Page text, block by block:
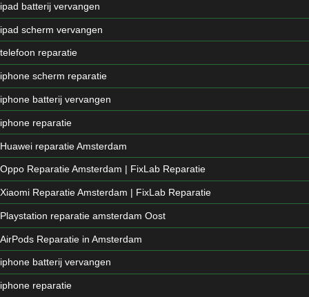
ipad batterij vervangen
ipad scherm vervangen
telefoon reparatie
iphone scherm reparatie
iphone batterij vervangen
iphone reparatie
Huawei reparatie Amsterdam
Oppo Reparatie Amsterdam | FixLab Reparatie
Xiaomi Reparatie Amsterdam | FixLab Reparatie
Playstation reparatie amsterdam Oost
AirPods Reparatie in Amsterdam
iphone batterij vervangen
iphone reparatie